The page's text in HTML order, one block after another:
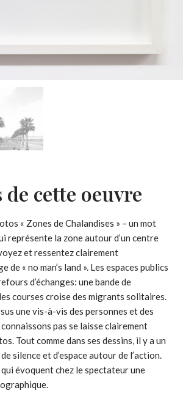
cette oeuvre
« Zones de Chalandises » – un mot
représente la zone autour d’un centre
et ressentez clairement
de « no man’s land ». Les espaces publics
d’échanges: une bande de
courses croise des migrants solitaires.
une vis-à-vis des personnes et des
pas se laisse clairement
Tout comme dans ses dessins, il y a un
silence et d’espace autour de l’action.
évoquent chez le spectateur une